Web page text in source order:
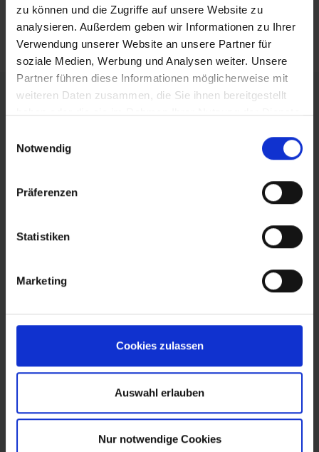
zu können und die Zugriffe auf unsere Website zu
analysieren. Außerdem geben wir Informationen zu Ihrer
Verwendung unserer Website an unsere Partner für
soziale Medien, Werbung und Analysen weiter. Unsere
Partner führen diese Informationen möglicherweise mit
weiteren Daten zusammen, die Sie ihnen bereitgestellt
haben oder die sie im Rahmen Ihrer Nutzung der Dienste
Notwendig
Präferenzen
Statistiken
Marketing
Cookies zulassen
Auswahl erlauben
Nur notwendige Cookies
Erfahren Sie mehr über die Vorteile, die Sie durch eine
Mitgliedschaft in einem Chapter inIhrer Regionnutzen
können.
Links
Mitglied finden
FAQ